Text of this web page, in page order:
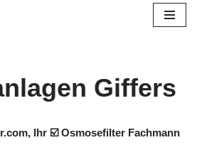
Giffers
Ihr ☑️ Osmosefilter Fachmann